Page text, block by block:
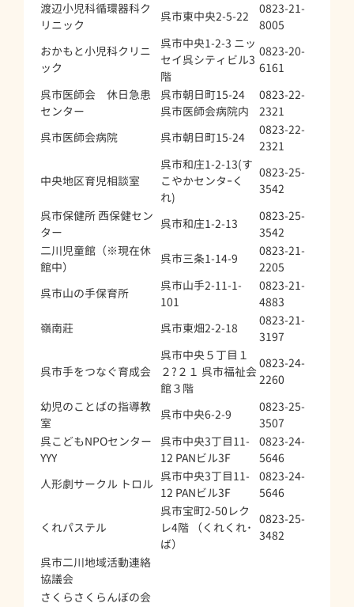
渡辺小児科循環器科ク
リニック
呉市東中央2-5-22
0823-21-
8005
おかもと小児科クリニ
ック
呉市中央1-2-3 ニッ
セイ呉シティビル3
階
0823-20-
6161
呉市医師会 休日急患
センター
呉市朝日町15-24
呉市医師会病院内
0823-22-
2321
呉市医師会病院
呉市朝日町15-24
0823-22-
2321
中央地区育児相談室
呉市和庄1-2-13(す
こやかセンタｰく
れ)
0823-25-
3542
呉市保健所 西保健セン
ター
呉市和庄1-2-13
0823-25-
3542
二川児童館（※現在休
館中）
呉市三条1-14-9
0823-21-
2205
呉市山の手保育所
呉市山手2-11-1-
101
0823-21-
4883
嶺南莊
呉市東畑2-2-18
0823-21-
3197
呉市手をつなぐ育成会
呉市中央５丁目１
２?２１ 呉市福祉会
館３階
0823-24-
2260
幼児のことばの指導教
室
呉市中央6-2-9
0823-25-
3507
呉こどもNPOセンター
YYY
呉市中央3丁目11-
12 PANビル3F
0823-24-
5646
人形劇サークル トロル
呉市中央3丁目11-
12 PANビル3F
0823-24-
5646
くれパステル
呉市宝町2-50レク
レ4階 （くれくれ･
ば）
0823-25-
3482
呉市二川地域活動連絡
協議会
さくらさくらんぼの会